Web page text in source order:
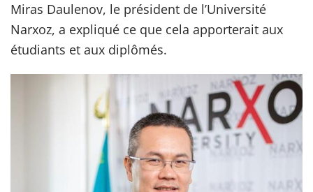
Miras Daulenov, le président de l’Université
Narxoz, a expliqué ce que cela apporterait aux
étudiants et aux diplômés.